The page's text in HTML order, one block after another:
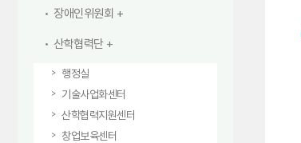
장애인위원회
산학협력단
행정실
기술사업화센터
산학협력지원센터
창업보육센터